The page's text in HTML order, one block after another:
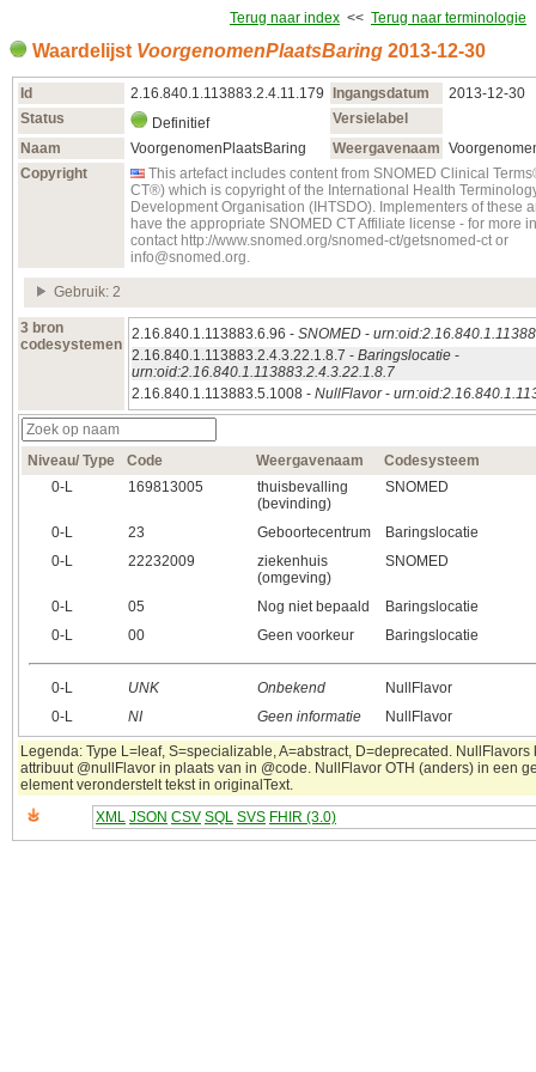
Terug naar index << Terug naar terminologie
Waardelijst VoorgenomenPlaatsBaring 2013‑12‑30
Id 2.16.840.1.113883.2.4.11.179 Ingangsdatum
2013‑12‑30
Status
Definitief
Versielabel
Naam
VoorgenomenPlaatsBaring Weergavenaam
Copyright
This artefact includes content from SNOMED Clinical
CT®) which is copyright of the International Health
Development Organisation (IHTSDO). Implementers of these
have the appropriate SNOMED CT Affiliate license - for more
contact http://www.snomed.org/snomed-ct/getsnomed-ct or
info@snomed.org.
Gebruik: 2
3 bron
codesystemen
2.16.840.1.113883.6.96 - SNOMED -
2.16.840.1.113883.2.4.3.22.1.8.7 - Baringslocatie -
urn:oid:2.16.840.1.113883.2.4.3.22.1.8.7
2.16.840.1.113883.5.1008 - NullFlavor-
Niveau/ Type Code Weergavenaam
Codesysteem
0‑L
169813005
thuisbevalling
(bevinding)
SNOMED
0‑L 23 Geboortecentrum
Baringslocatie
0‑L
22232009
ziekenhuis
(omgeving)
SNOMED
0‑L 05 Nog niet bepaald
Baringslocatie
0‑L
00 Geen voorkeur Baringslocatie
0‑L UNK Onbekend
NullFlavor
0‑L
NI Geen informatie NullFlavor
Legenda: Type L=leaf, S=specializable, A=abstract, D=deprecated. NullFlavors
attribuut @nullFlavor in plaats van in @code. NullFlavor OTH (anders) in een
element veronderstelt tekst in originalText.
XML JSON CSV SQL SVS FHIR (3.0)